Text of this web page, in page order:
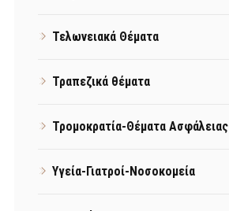
Τελωνειακά Θέματα
Τραπεζικά θέματα
Τρομοκρατία-Θέματα Ασφάλειας
Υγεία-Γιατροί-Νοσοκομεία